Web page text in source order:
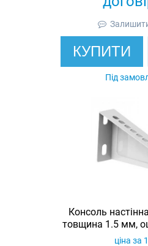
КУПИТИ
Під
Консоль
товщина 1.5 мм,
ціна за